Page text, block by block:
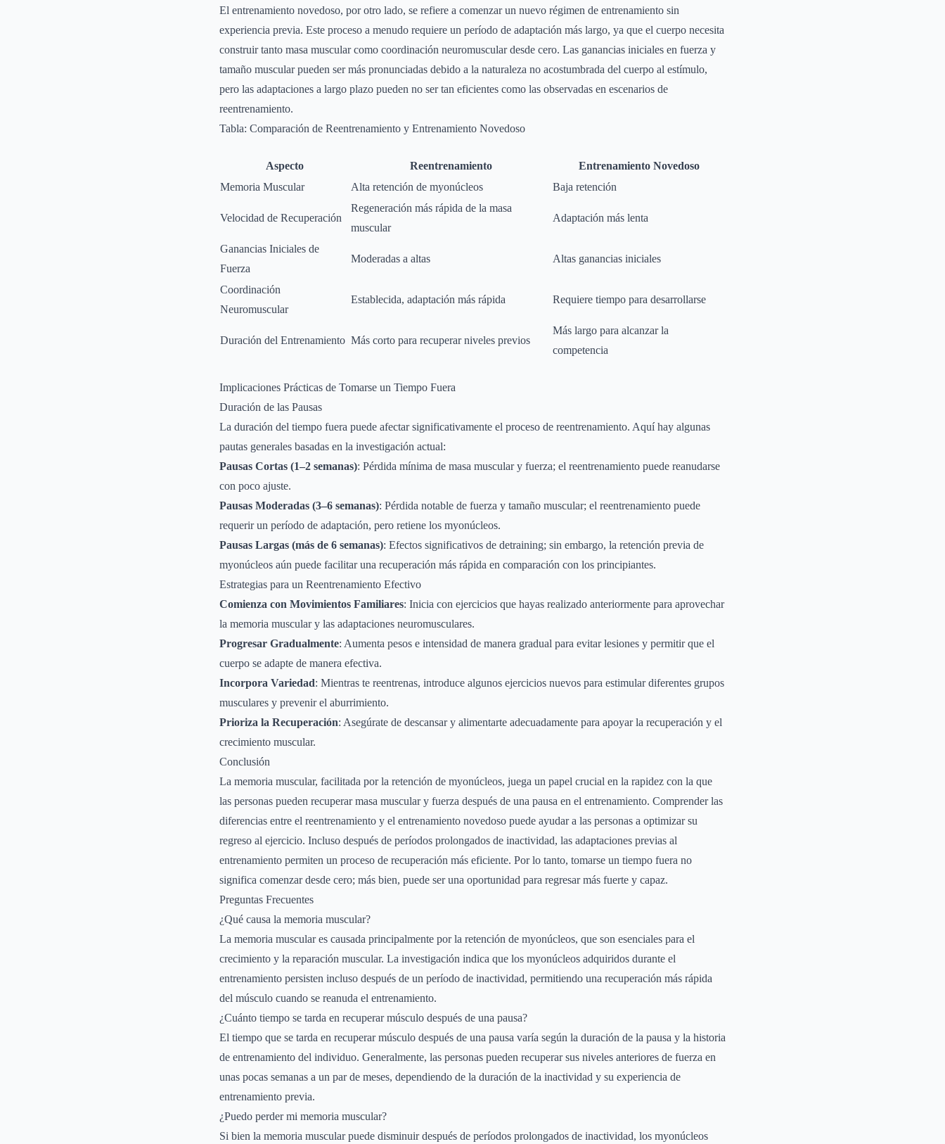
El entrenamiento novedoso, por otro lado, se refiere a comenzar un nuevo régimen de entrenamiento sin
experiencia previa. Este proceso a menudo requiere un período de adaptación más largo, ya que el cuerpo necesita
construir tanto masa muscular como coordinación neuromuscular desde cero. Las ganancias iniciales en fuerza y
tamaño muscular pueden ser más pronunciadas debido a la naturaleza no acostumbrada del cuerpo al estímulo,
pero las adaptaciones a largo plazo pueden no ser tan eficientes como las observadas en escenarios de
reentrenamiento.
Tabla: Comparación de Reentrenamiento y Entrenamiento Novedoso
Aspecto Reentrenamiento
Entrenamiento Novedoso
Memoria Muscular
Alta retención de myonúcleos Baja retención
Velocidad de Recuperación
Regeneración más rápida de la masa
muscular
Adaptación más lenta
Ganancias Iniciales de
Fuerza
Moderadas a altas Altas ganancias iniciales
Coordinación
Neuromuscular
Establecida, adaptación más rápida Requiere tiempo para desarrollarse
Duración del Entrenamiento Más corto para recuperar niveles previos
Más largo para alcanzar la
competencia
Implicaciones Prácticas de Tomarse un Tiempo Fuera
Duración de las Pausas
La duración del tiempo fuera puede afectar significativamente el proceso de reentrenamiento. Aquí hay algunas
pautas generales basadas en la investigación actual:
Pausas Cortas (1–2 semanas): Pérdida mínima de masa muscular y fuerza; el reentrenamiento puede reanudarse
con poco ajuste.
Pausas Moderadas (3–6 semanas): Pérdida notable de fuerza y tamaño muscular; el reentrenamiento puede
requerir un período de adaptación, pero retiene los myonúcleos.
Pausas Largas (más de 6 semanas): Efectos significativos de detraining; sin embargo, la retención previa de
myonúcleos aún puede facilitar una recuperación más rápida en comparación con los principiantes.
Estrategias para un Reentrenamiento Efectivo
Comienza con Movimientos Familiares: Inicia con ejercicios que hayas realizado anteriormente para aprovechar
la memoria muscular y las adaptaciones neuromusculares.
Progresar Gradualmente: Aumenta pesos e intensidad de manera gradual para evitar lesiones y permitir que el
cuerpo se adapte de manera efectiva.
Incorpora Variedad: Mientras te reentrenas, introduce algunos ejercicios nuevos para estimular diferentes grupos
musculares y prevenir el aburrimiento.
Prioriza la Recuperación: Asegúrate de descansar y alimentarte adecuadamente para apoyar la recuperación y el
crecimiento muscular.
Conclusión
La memoria muscular, facilitada por la retención de myonúcleos, juega un papel crucial en la rapidez con la que
las personas pueden recuperar masa muscular y fuerza después de una pausa en el entrenamiento. Comprender las
diferencias entre el reentrenamiento y el entrenamiento novedoso puede ayudar a las personas a optimizar su
regreso al ejercicio. Incluso después de períodos prolongados de inactividad, las adaptaciones previas al
entrenamiento permiten un proceso de recuperación más eficiente. Por lo tanto, tomarse un tiempo fuera no
significa comenzar desde cero; más bien, puede ser una oportunidad para regresar más fuerte y capaz.
Preguntas Frecuentes
¿Qué causa la memoria muscular?
La memoria muscular es causada principalmente por la retención de myonúcleos, que son esenciales para el
crecimiento y la reparación muscular. La investigación indica que los myonúcleos adquiridos durante el
entrenamiento persisten incluso después de un período de inactividad, permitiendo una recuperación más rápida
del músculo cuando se reanuda el entrenamiento.
¿Cuánto tiempo se tarda en recuperar músculo después de una pausa?
El tiempo que se tarda en recuperar músculo después de una pausa varía según la duración de la pausa y la historia
de entrenamiento del individuo. Generalmente, las personas pueden recuperar sus niveles anteriores de fuerza en
unas pocas semanas a un par de meses, dependiendo de la duración de la inactividad y su experiencia de
entrenamiento previa.
¿Puedo perder mi memoria muscular?
Si bien la memoria muscular puede disminuir después de períodos prolongados de inactividad, los myonúcleos